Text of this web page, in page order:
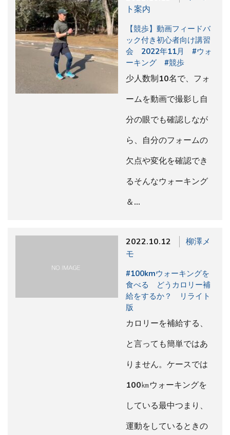
ト案内
【競歩】動画フィードバ
ック付き初心者向け講習
会 2022年11月 #ウォ
ーキング #競歩
少人数制10名で、フォ
ームを動画で撮影し自
分の眼でも確認しなが
ら、自分のフォームの
欠点や変化を確認でき
るそんなウォーキング
＆…
2022.10.12
柳澤メ
モ
#100kmウォーキングを
食べる どうカロリー補
給をするか？ リライト
版
カロリーを補給する、
と言っても簡単ではあ
りません。ケースでは
100㎞ウォーキングを
している最中つまり、
運動をしているときの